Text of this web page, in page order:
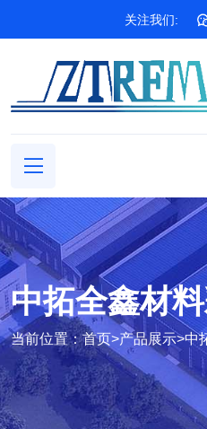
关注我们:
中拓全鑫材
当前位置：首页>产品展示>中